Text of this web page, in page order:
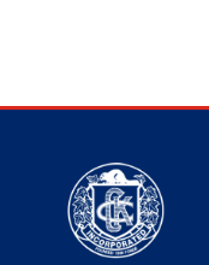
Braque de Weimar
Saint Bernard
Dogue du Tibet
Laika de lakoutie